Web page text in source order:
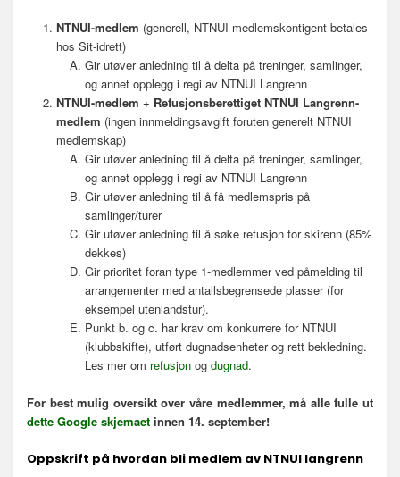
NTNUI-medlem (generell, NTNUI-medlemskontigent betales
hos Sit-idrett)
Gir utøver anledning til å delta på treninger, samlinger,
og annet opplegg i regi av NTNUI Langrenn
NTNUI-medlem + Refusjonsberettiget NTNUI Langrenn-
medlem (ingen innmeldingsavgift foruten generelt NTNUI
medlemskap)
Gir utøver anledning til å delta på treninger, samlinger,
og annet opplegg i regi av NTNUI Langrenn
Gir utøver anledning til å få medlemspris på
samlinger/turer
Gir utøver anledning til å søke refusjon for skirenn (85%
dekkes)
Gir prioritet foran type 1-medlemmer ved påmelding til
arrangementer med antallsbegrensede plasser (for
eksempel utenlandstur).
Punkt b. og c. har krav om konkurrere for NTNUI
(klubbskifte), utført dugnadsenheter og rett bekledning.
Les mer om refusjon og dugnad.
For best mulig oversikt over våre medlemmer, må alle fulle ut
dette Google skjemaet innen 14. september!
Oppskrift på hvordan bli medlem av NTNUI langrenn